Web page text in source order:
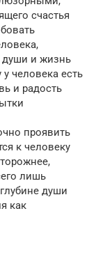
счастья
души и жизнь
человека есть
и радость
проявить
к человеку
лишь
души
как